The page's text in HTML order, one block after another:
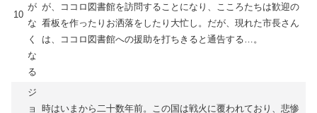
10
が
な
く
な
る
が、ココロ図書館を訪問することになり、こころたちは歓迎の
看板を作ったりお洒落をしたり大忙し。だが、現れた市長さん
は、ココロ図書館への援助を打ちきると通告する…。
ジ
ョ
時はいまから二十数年前。この国は戦火に覆われており、悲惨